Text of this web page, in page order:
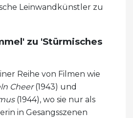
Leinwandkünstler zu
zu 'Stürmisches
Reihe von Filmen wie
Cheer(1943) und
(1944), wo sie nur als
in Gesangsszenen